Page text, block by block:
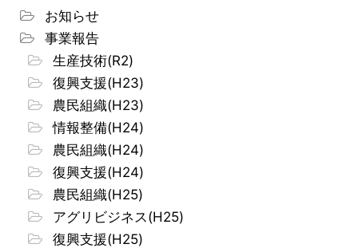
お知らせ
事業報告
生産技術(R2)
復興支援(H23)
農民組織(H23)
情報整備(H24)
農民組織(H24)
復興支援(H24)
農民組織(H25)
アグリビジネス(H25)
復興支援(H25)